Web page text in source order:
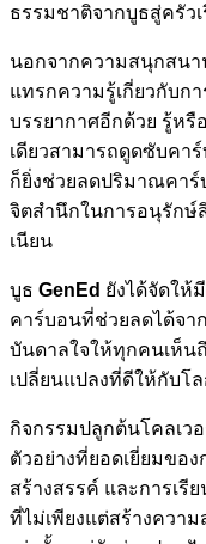
ธรรมชาติจากบูธสู่ครัว
นอกจากความสนุกสนา
แทรกความรู้เกี่ยวกับก
บรรยากาศอีกด้วย รู้หรื
เดียวสามารถดูดซับคา
ก็ยิ่งช่วยลดปริมาณคาร์
จิตสำนึกในการอนุรักษ์
เนียน
บูธ GenEd ยังได้จัดให้
คาร์บอนที่ช่วยลดได้จา
บันดาลใจให้ทุกคนเห็น
เปลี่ยนแปลงที่ดีให้กับโ
กิจกรรมปลูกต้นโคลเว
ตัวอย่างที่ยอดเยี่ยมขอ
สร้างสรรค์ และการเรี
ที่ไม่เพียงแต่สร้างควา